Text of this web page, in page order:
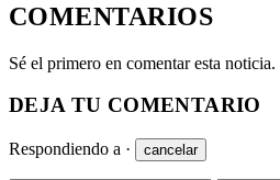
COMENTARIOS
Sé el primero en comentar esta noticia.
DEJA TU COMENTARIO
Respondiendo a · cancelar